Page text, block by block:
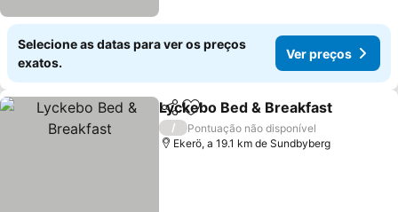
Selecione as datas para ver os preços
exatos.
Ver preços
PartilharAdicionar aos favoritos
Lyckebo Bed & Breakfast
/
Pontuação não disponível
Ekerö, a 19.1 km de Sundbyberg